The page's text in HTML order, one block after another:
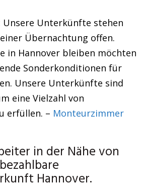
Unsere Unterkünfte stehen
Übernachtung offen.
in Hannover bleiben möchten
Sonderkonditionen für
Unsere Unterkünfte sind
eine Vielzahl von
erfüllen. – Monteurzimmer
in der Nähe von
Hannover.